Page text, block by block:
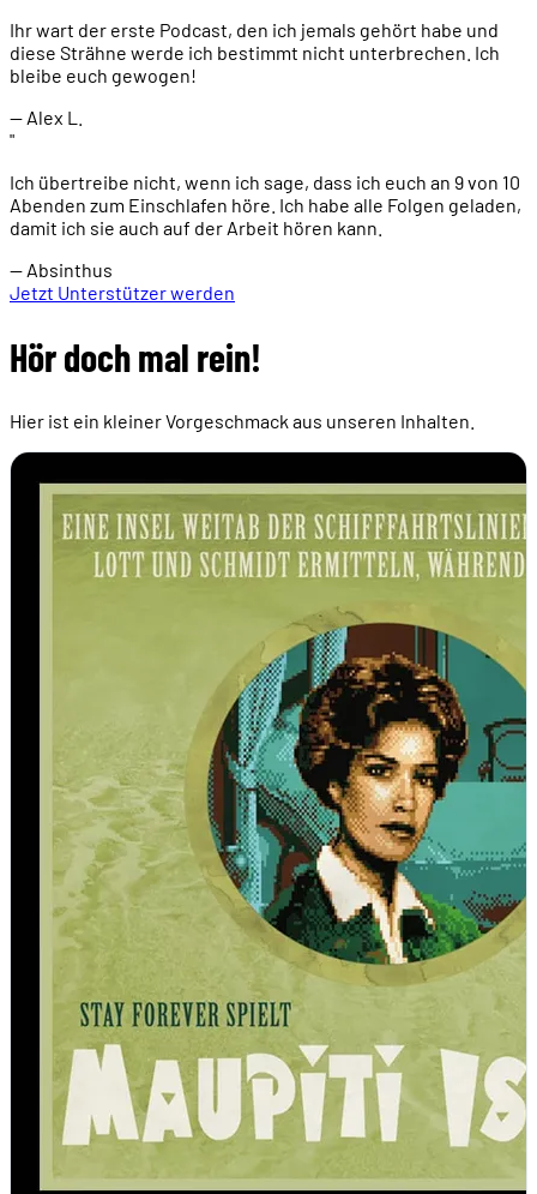
Ihr wart der erste Podcast, den ich jemals gehört habe und
diese Strähne werde ich bestimmt nicht unterbrechen. Ich
bleibe euch gewogen!
— Alex L.
"
Ich übertreibe nicht, wenn ich sage, dass ich euch an 9 von 10
Abenden zum Einschlafen höre. Ich habe alle Folgen geladen,
damit ich sie auch auf der Arbeit hören kann.
— Absinthus
Jetzt Unterstützer werden
Hör doch mal rein!
Hier ist ein kleiner Vorgeschmack aus unseren Inhalten.